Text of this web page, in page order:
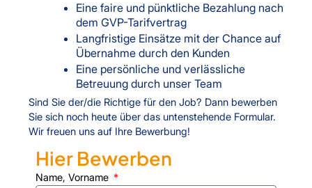
Eine faire und pünktliche Bezahlung nach
dem GVP-Tarifvertrag
Langfristige Einsätze mit der Chance auf
Übernahme durch den Kunden
Eine persönliche und verlässliche
Betreuung durch unser Team
Sind Sie der/die Richtige für den Job? Dann bewerben
Sie sich noch heute über das untenstehende Formular.
Wir freuen uns auf Ihre Bewerbung!
Hier Bewerben
Name, Vorname